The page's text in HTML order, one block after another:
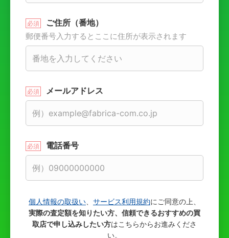
ご住所（番地）
郵便番号入力するとここに住所が表示されます
メールアドレス
電話番号
個人情報の取扱い サービス利用規約にご同意の上、
実際の査定額を知りたい方、信頼できるおすすめの買
取店で申し込みしたい方はこちらからお進みくださ
い。